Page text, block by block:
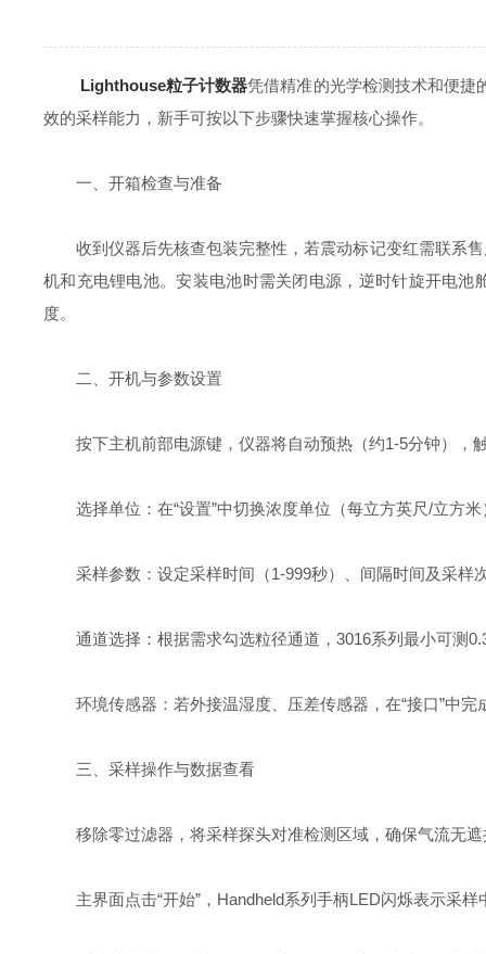
Lighthouse粒子计数器凭借精准的光学检测技术和便捷
效的采样能力，新手可按以下步骤快速掌握核心操作。
一、开箱检查与准备
收到仪器后先核查包装完整性，若震动标记变红需联系售
机和充电锂电池。安装电池时需关闭电源，逆时针旋开电
度。
二、开机与参数设置
按下主机前部电源键，仪器将自动预热（约1-5分钟），
选择单位：在“设置”中切换浓度单位（每立方英尺/立方米
采样参数：设定采样时间（1-999秒）、间隔时间及采样
通道选择：根据需求勾选粒径通道，3016系列最小可测
环境传感器：若外接温湿度、压差传感器，在“接口”中完
三、采样操作与数据查看
移除零过滤器，将采样探头对准检测区域，确保气流无遮
主界面点击“开始”，Handheld系列手柄LED闪烁表示采样